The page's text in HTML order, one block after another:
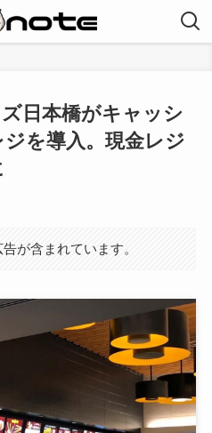
日本橋がキャッシ
を導入。現金レジ
が含まれています。